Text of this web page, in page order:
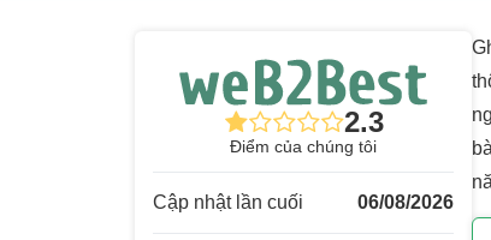
2.3
Điểm của chúng tôi
Cập nhật lần cuối 06/08/2026